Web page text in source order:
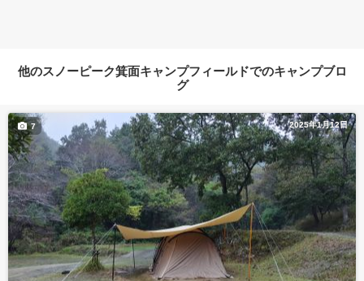
他のスノーピーク箕面キャンプフィールドでのキャンプブロ
グ
2025年1月12日
7